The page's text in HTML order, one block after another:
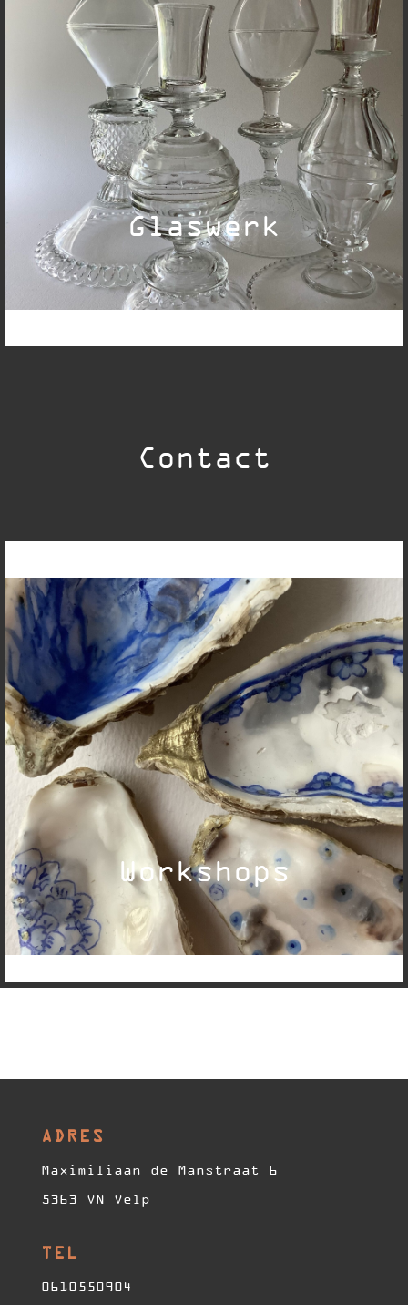
Glaswerk
Contact
Workshops
ADRES
Maximiliaan de Manstraat 6
5363 VN Velp
TEL
0610550904